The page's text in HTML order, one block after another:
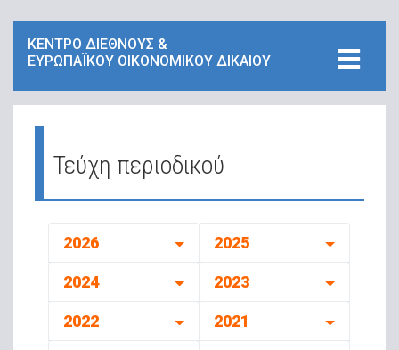
ΚΕΝΤΡΟ ΔΙΕΘΝΟΥΣ &
ΕΥΡΩΠΑΪΚΟΥ ΟΙΚΟΝΟΜΙΚΟΥ ΔΙΚΑΙΟΥ
Τεύχη περιοδικού
2026 2025
2024 2023
2022 2021